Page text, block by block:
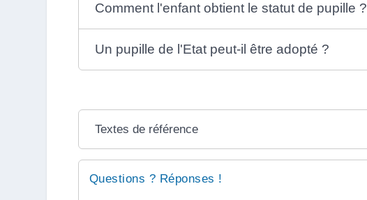
Comment l'enfant obtient le statut de pupille ?
Un pupille de l'Etat peut-il être adopté ?
Textes de référence
Questions ? Réponses !